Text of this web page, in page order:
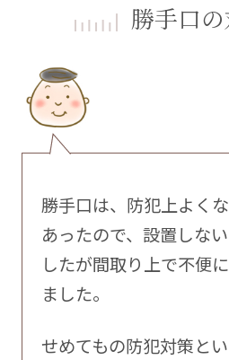
勝手口
勝手口は、防犯上よく
あったので、設置しな
したが間取り上で不便
ました。
せめてもの防犯対策と